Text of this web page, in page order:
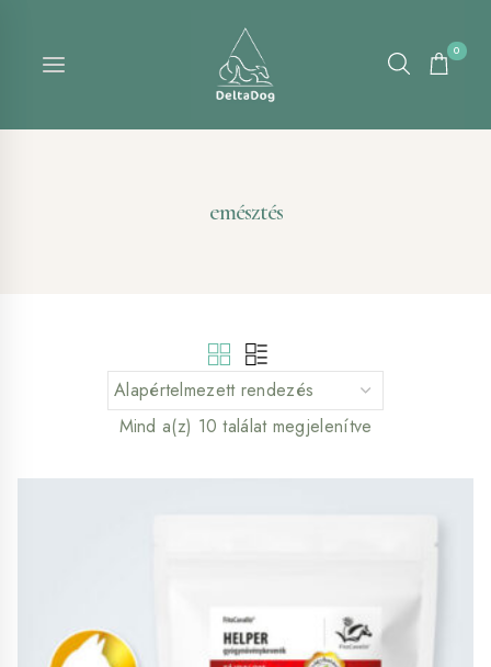
content
0
emésztés
Mind a(z) 10 találat megjelenítve